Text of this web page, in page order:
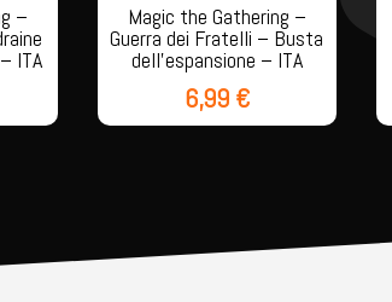
–
ITA
Magic the Gathering –
Guerra dei Fratelli – Busta
dell’espansione – ITA
6,99 €